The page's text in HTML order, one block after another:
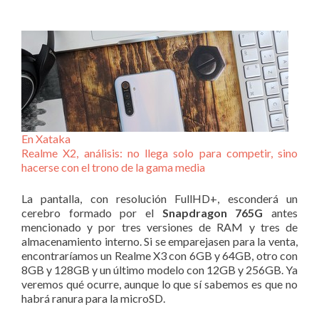
En Xataka
Realme X2, análisis: no llega solo para competir, sino
hacerse con el trono de la gama media
La pantalla, con resolución FullHD+, esconderá un
cerebro formado por el Snapdragon 765G antes
mencionado y por tres versiones de RAM y tres de
almacenamiento interno. Si se emparejasen para la venta,
encontraríamos un Realme X3 con 6GB y 64GB, otro con
8GB y 128GB y un último modelo con 12GB y 256GB. Ya
veremos qué ocurre, aunque lo que sí sabemos es que no
habrá ranura para la microSD.